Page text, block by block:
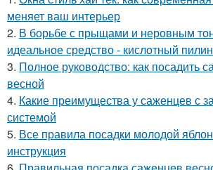
меняет ваш интерьер
2. В борьбе с прыщами и неровным
идеальное средство - кислотный
3. Полное руководство: как посадить
весной
4. Какие преимущества у саженцев с
системой
5. Все правила посадки молодой
инструкция